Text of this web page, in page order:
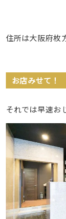
住所は大阪府枚
お店みせて！
それでは早速お